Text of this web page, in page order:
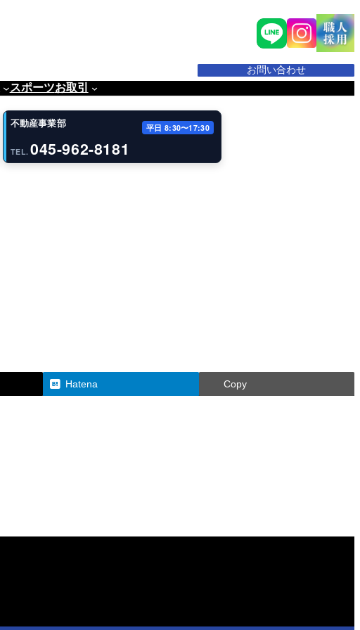
お問い合わせ
スポーツお取引
不動産事業部 平日 8:30〜17:30
TEL. 045-962-8181
Hatena Copy